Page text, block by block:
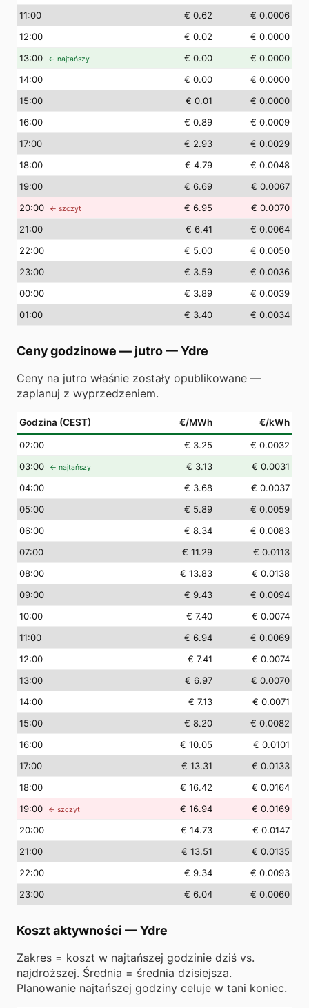
11:00 € 0.62
€ 0.0006
12:00 € 0.02
€ 0.0000
13:00 ← najtańszy € 0.00
€ 0.0000
14:00 € 0.00
€ 0.0000
15:00 € 0.01
€ 0.0000
16:00 € 0.89
€ 0.0009
17:00 € 2.93
€ 0.0029
18:00 € 4.79
€ 0.0048
19:00 € 6.69
€ 0.0067
20:00 ← szczyt € 6.95
€ 0.0070
21:00 € 6.41
€ 0.0064
22:00 € 5.00
€ 0.0050
23:00 € 3.59
€ 0.0036
00:00 € 3.89
€ 0.0039
01:00 € 3.40 € 0.0034
Ceny godzinowe — jutro—Ydre
Ceny na jutro właśnie zostały opublikowane —
zaplanuj z wyprzedzeniem.
Godzina (CEST) €/MWh €/kWh
02:00 € 3.25
€ 0.0032
03:00 ← najtańszy € 3.13
€ 0.0031
04:00 € 3.68
€ 0.0037
05:00 € 5.89
€ 0.0059
06:00 € 8.34
€ 0.0083
07:00 € 11.29
€ 0.0113
08:00 € 13.83
€ 0.0138
09:00 € 9.43
€ 0.0094
10:00 € 7.40
€ 0.0074
11:00 € 6.94
€ 0.0069
12:00 € 7.41
€ 0.0074
13:00 € 6.97
€ 0.0070
14:00 € 7.13
€ 0.0071
15:00 € 8.20
€ 0.0082
16:00 € 10.05
€ 0.0101
17:00 € 13.31
€ 0.0133
18:00 € 16.42
€ 0.0164
19:00 ← szczyt € 16.94
€ 0.0169
20:00 € 14.73
€ 0.0147
21:00 € 13.51
€ 0.0135
22:00 € 9.34
€ 0.0093
23:00 € 6.04 € 0.0060
Koszt aktywności —Ydre
Zakres = koszt w najtańszej godzinie dziś vs.
najdroższej. Średnia = średnia dzisiejsza.
Planowanie najtańszej godziny celuje w tani koniec.